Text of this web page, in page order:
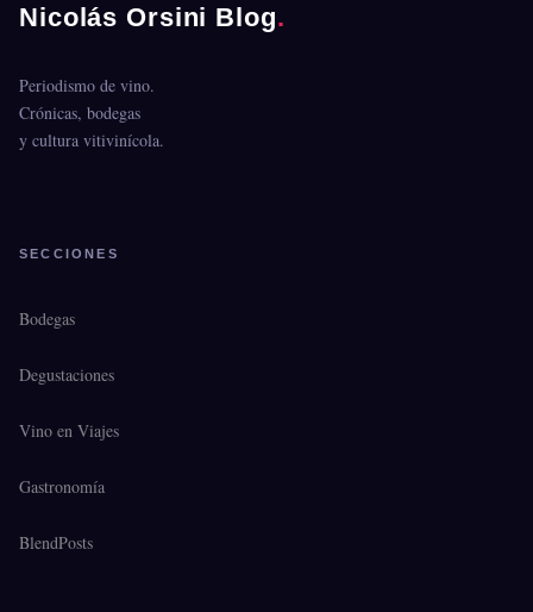
Nicolás Orsini Blog.
Periodismo de vino.
Crónicas, bodegas
y cultura vitivinícola.
SECCIONES
Bodegas
Degustaciones
Vino en Viajes
Gastronomía
BlendPosts